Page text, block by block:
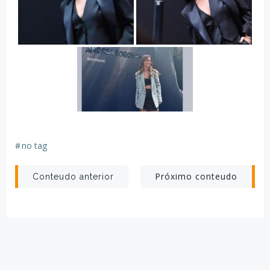
#no tag
Post
Conteudo anterior
Post
Próximo conteudo